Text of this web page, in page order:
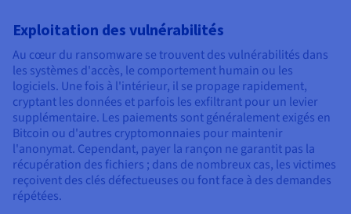
Exploitation des vulnérabilités
Au cœur du ransomware se trouvent des vulnérabilités dans
les systèmes d'accès, le comportement humain ou les
logiciels. Une fois à l'intérieur, il se propage rapidement,
cryptant les données et parfois les exfiltrant pour un levier
supplémentaire. Les paiements sont généralement exigés en
Bitcoin ou d'autres cryptomonnaies pour maintenir
l'anonymat. Cependant, payer la rançon ne garantit pas la
récupération des fichiers ; dans de nombreux cas, les victimes
reçoivent des clés défectueuses ou font face à des demandes
répétées.